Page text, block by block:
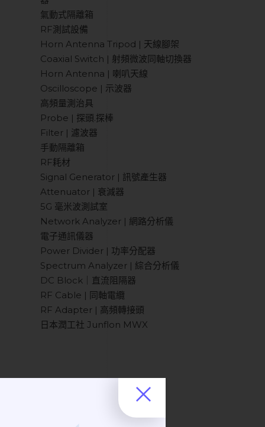
氣動式隔離箱
RF測試設備
Horn Antenna Tripod | 天線腳架
Coaxial Switch | 射頻微波同軸切換器
Horn Antenna | 喇叭天線
Oscilloscope | 示波器
高頻量測治具
Probe | 探頭.探棒
Filter | 濾波器
手動隔離箱
RF耗材
Signal Generator | 訊號產生器
Attenuator | 衰減器
5G 毫米波測試室
Network Analyzer | 網路分析儀
電子通訊儀器
Power Divider | 功率分配器
Spectrum Analyzer | 綜合分析儀
DC Block｜直流阻隔器
RF Cable | 同軸電纜
RF Adapter | 高頻轉接頭
日本潤工社 Junflon MWX